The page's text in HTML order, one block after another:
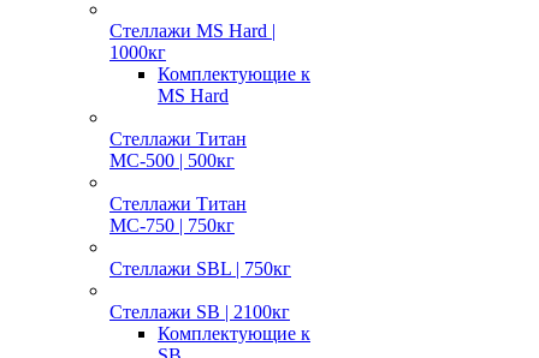
Стеллажи MS Hard |
1000кг
Комплектующие к
MS Hard
Стеллажи Титан
МС-500 | 500кг
Стеллажи Титан
МС-750 | 750кг
Стеллажи SBL | 750кг
Стеллажи SB | 2100кг
Комплектующие к